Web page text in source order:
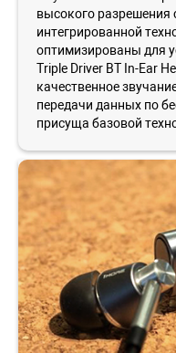
высокого разрешения
интегрированной
оптимизированы для
Triple Driver BT In-Ear
качественное
передачи данных по
присуща базовой